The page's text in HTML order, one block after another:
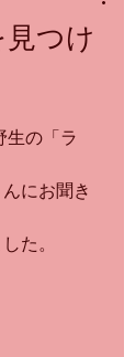
見つけ
にお聞き
た。